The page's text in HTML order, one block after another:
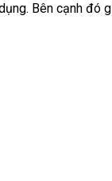
Bên cạnh đó